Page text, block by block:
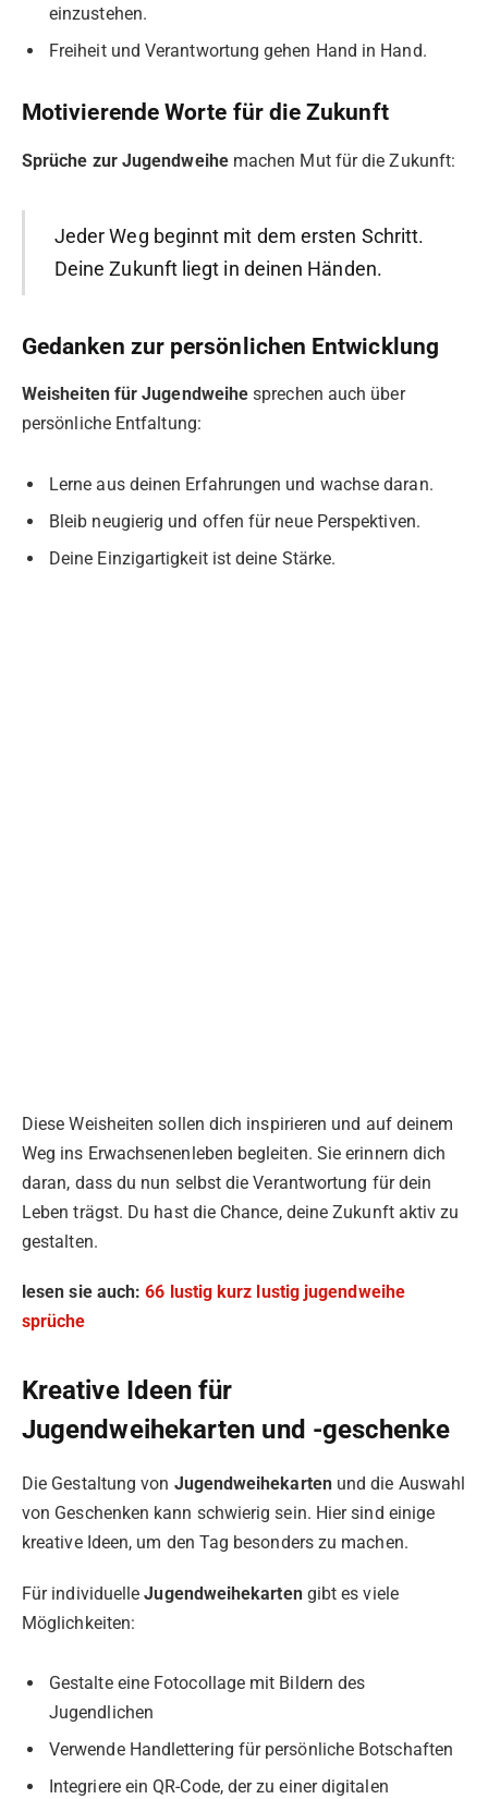
einzustehen.
Freiheit und Verantwortung gehen Hand in Hand.
Motivierende Worte für die Zukunft
Sprüche zur Jugendweihemachen Mut für die Zukunft:
Jeder Weg beginnt mit dem ersten Schritt.
Deine Zukunft liegt in deinen Händen.
Gedanken zur persönlichen Entwicklung
Weisheiten für Jugendweihe sprechen auch über
persönliche Entfaltung:
Lerne aus deinen Erfahrungen und wachse daran.
Bleib neugierig und offen für neue Perspektiven.
Deine Einzigartigkeit ist deine Stärke.
Diese Weisheiten sollen dich inspirieren und auf deinem
Weg ins Erwachsenenleben begleiten. Sie erinnern dich
daran, dass du nun selbst die Verantwortung für dein
Leben trägst. Du hast die Chance, deine Zukunft aktiv zu
gestalten.
lesen sie auch:66 lustig kurz lustig jugendweihe
sprüche
Kreative Ideen für
Jugendweihekarten und -geschenke
Die Gestaltung von Jugendweihekartenund die Auswahl
von Geschenken kann schwierig sein. Hier sind einige
kreative Ideen, um den Tag besonders zu machen.
Für individuelleJugendweihekartengibt es viele
Möglichkeiten:
Gestalte eine Fotocollage mit Bildern des
Jugendlichen
Verwende Handlettering für persönliche Botschaften
Integriere ein QR-Code, der zu einer digitalen